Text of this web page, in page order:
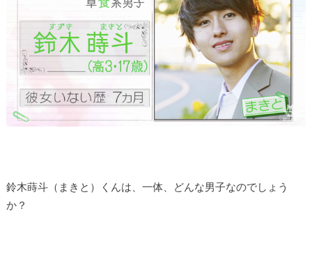
鈴木蒔斗（まきと）くんは、一体、どんな男子なのでしょう
か？